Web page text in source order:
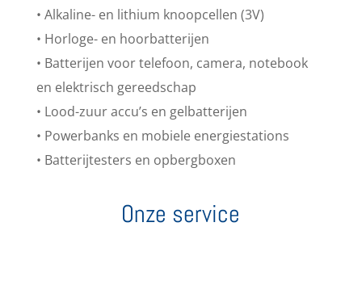
• Alkaline- en lithium knoopcellen (3V)
• Horloge- en hoorbatterijen
• Batterijen voor telefoon, camera, notebook
en elektrisch gereedschap
• Lood-zuur accu’s en gelbatterijen
• Powerbanks en mobiele energiestations
• Batterijtesters en opbergboxen
Onze service